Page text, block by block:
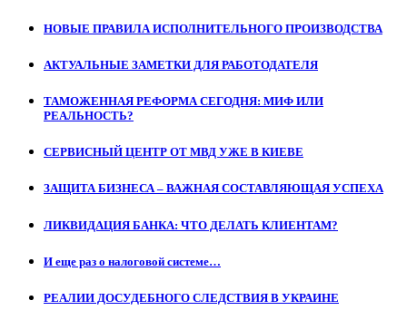
НОВЫЕ ПРАВИЛА ИСПОЛНИТЕЛЬНОГО ПРОИЗВОДСТВА
АКТУАЛЬНЫЕ ЗАМЕТКИ ДЛЯ РАБОТОДАТЕЛЯ
ТАМОЖЕННАЯ РЕФОРМА СЕГОДНЯ: МИФ ИЛИ
РЕАЛЬНОСТЬ?
СЕРВИСНЫЙ ЦЕНТР ОТ МВД УЖЕ В КИЕВЕ
ЗАЩИТА БИЗНЕСА – ВАЖНАЯ СОСТАВЛЯЮЩАЯ УСПЕХА
ЛИКВИДАЦИЯ БАНКА: ЧТО ДЕЛАТЬ КЛИЕНТАМ?
И еще раз о налоговой системе…
РЕАЛИИ ДОСУДЕБНОГО СЛЕДСТВИЯ В УКРАИНЕ